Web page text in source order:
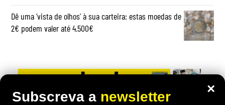
Dê uma ‘vista de olhos’ à sua carteira: estas moedas de
2€ podem valer até 4.500€
×
Subscreva a newsletter